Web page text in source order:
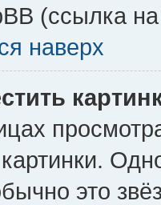
(ссылка
наверх
это